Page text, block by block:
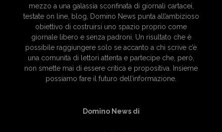
mezzo a una galassia sconfinata di giornali cartacei,
testate on line, blog, Domino News punta all’ambizioso
obiettivo di costruirsi uno spazio proprio come
giornale libero e senza padroni. Un risultato che è
possibile raggiungere solo se accanto a chi scrive c’è
una comunità di lettori attenta e partecipe che, però,
non smette mai di essere critica e propositiva. Insieme
possiamo fare il futuro dell’informazione.
Domino News di